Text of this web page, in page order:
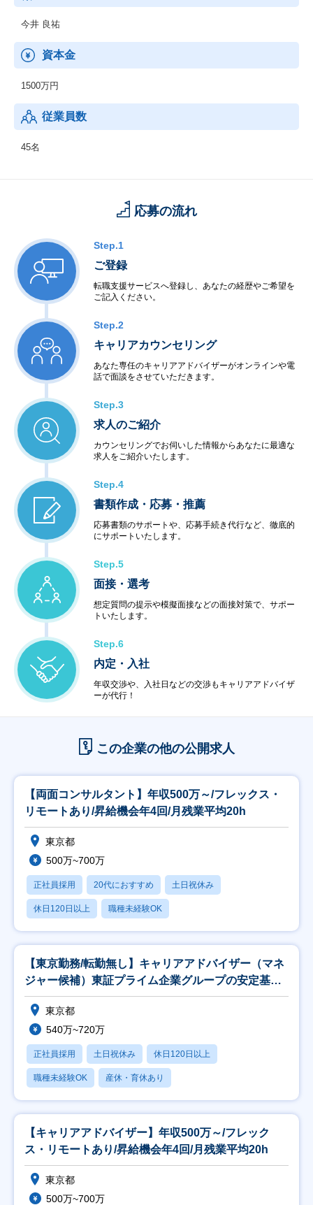
今井 良祐
資本金
1500万円
従業員数
45名
応募の流れ
Step.1
ご登録
転職支援サービスへ登録し、あなたの経歴やご希望を
ご記入ください。
Step.2
キャリアカウンセリング
あなた専任のキャリアアドバイザーがオンラインや電
話で面談をさせていただきます。
Step.3
求人のご紹介
カウンセリングでお伺いした情報からあなたに最適な
求人をご紹介いたします。
Step.4
書類作成・応募・推薦
応募書類のサポートや、応募手続き代行など、徹底的
にサポートいたします。
Step.5
面接・選考
想定質問の提示や模擬面接などの面接対策で、サポー
トいたします。
Step.6
内定・入社
年収交渉や、入社日などの交渉もキャリアアドバイザ
ーが代行！
この企業の他の公開求人
【両面コンサルタント】年収500万～/フレックス・
リモートあり/昇給機会年4回/月残業平均20h
東京都
500万~700万
正社員採用 20代におすすめ 土日祝休み
休日120日以上 職種未経験OK
【東京勤務/転勤無し】キャリアアドバイザー（マネ
ジャー候補）東証プライム企業グループの安定基盤
◎
東京都
540万~720万
正社員採用 土日祝休み 休日120日以上
職種未経験OK 産休・育休あり
【キャリアアドバイザー】年収500万～/フレック
ス・リモートあり/昇給機会年4回/月残業平均20h
東京都
500万~700万